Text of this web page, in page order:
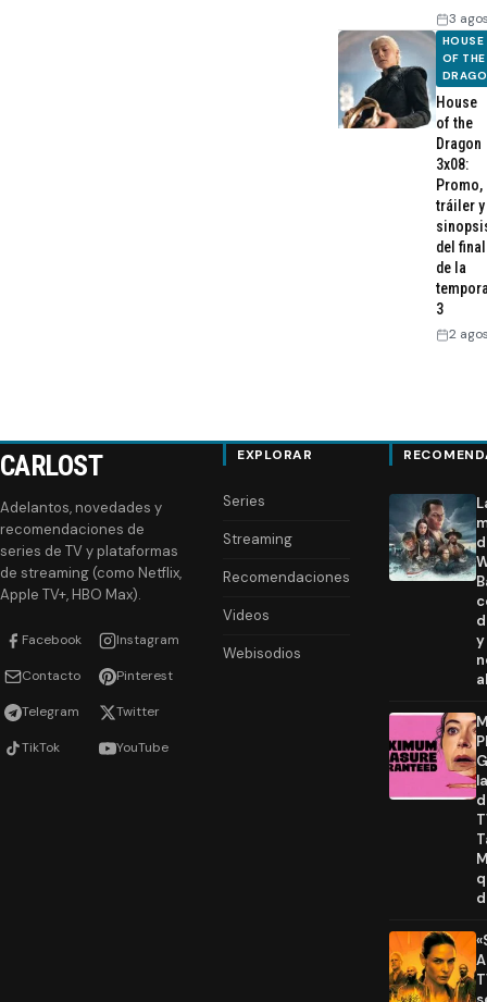
3
HOUSE
OF THE
House
of the
Dragon
3x08:
Promo,
tráiler y
del final
de la
3
2
CARLOST
Adelantos, novedades y
recomendaciones de
series de TV y plataformas
de streaming (como Netflix,
Apple TV+, HBO Max).
Facebook Instagram
Contacto Pinterest
Telegram Twitter
TikTok YouTube
EXPLORAR
Series
Streaming
Recomendaciones
Videos
Webisodios
y